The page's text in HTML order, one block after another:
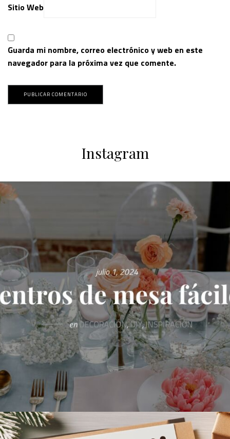
Sitio Web
Guarda mi nombre, correo electrónico y web en este
navegador para la próxima vez que comente.
Instagram